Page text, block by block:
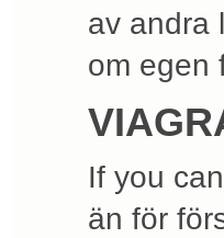
av andra
om egen
If you
än för